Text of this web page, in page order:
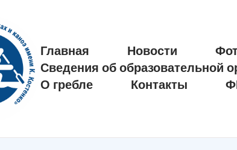
Главная Новости
Сведения об образовательной
О гребле
Контакты